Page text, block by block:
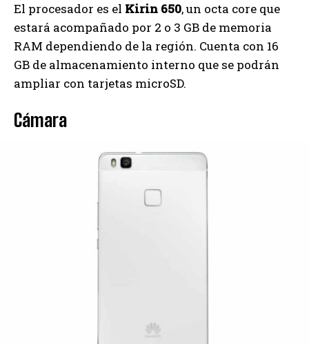
El procesador es el Kirin 650, un octa core que
estará acompañado por 2 o 3 GB de memoria
RAM dependiendo de la región. Cuenta con 16
GB de almacenamiento interno que se podrán
ampliar con tarjetas microSD.
Cámara